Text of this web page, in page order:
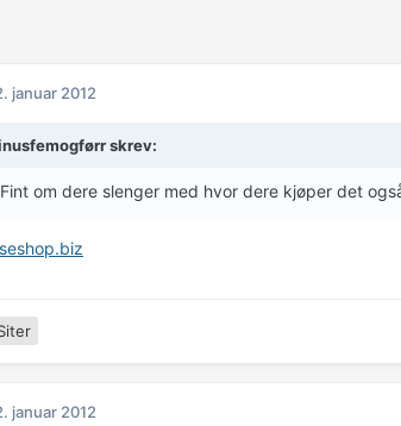
januar 2012
skrev:
om dere slenger med hvor dere kjøper det
januar 2012